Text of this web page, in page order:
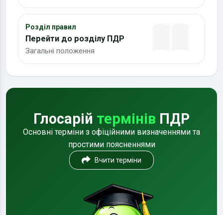
Розділ правил
Перейти до розділу ПДР
Загальні положення
Глосарій термінів ПДР
Основні терміни з офіційними визначеннями та
простими поясненнями
Вчити терміни